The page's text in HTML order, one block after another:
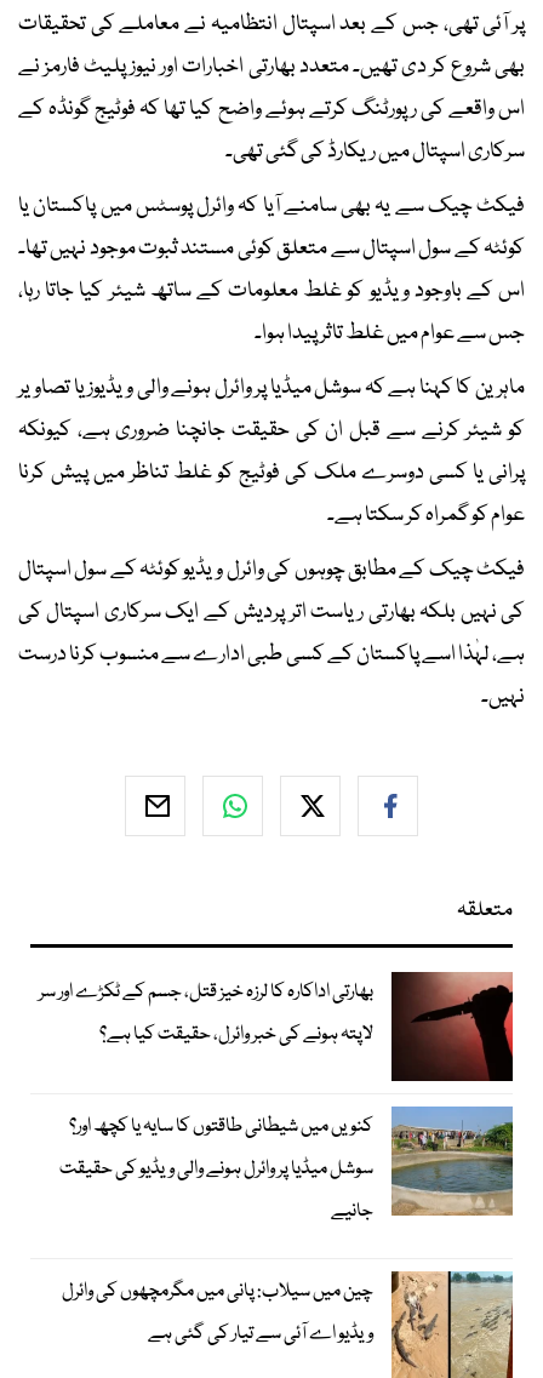
پر آئی تھی، جس کے بعد اسپتال انتظامیہ نے معاملے کی تحقیقات
بھی شروع کر دی تھیں۔ متعدد بھارتی اخبارات اور نیوز پلیٹ فارمز نے
اس واقعے کی رپورٹنگ کرتے ہوئے واضح کیا تھا کہ فوٹیج گونڈہ کے
سرکاری اسپتال میں ریکارڈ کی گئی تھی۔
فیکٹ چیک سے یہ بھی سامنے آیا کہ وائرل پوسٹس میں پاکستان یا
کوئٹہ کے سول اسپتال سے متعلق کوئی مستند ثبوت موجود نہیں تھا۔
اس کے باوجود ویڈیو کو غلط معلومات کے ساتھ شیئر کیا جاتا رہا،
جس سے عوام میں غلط تاثر پیدا ہوا۔
ماہرین کا کہنا ہے کہ سوشل میڈیا پر وائرل ہونے والی ویڈیوز یا تصاویر
کو شیئر کرنے سے قبل ان کی حقیقت جانچنا ضروری ہے، کیونکہ
پرانی یا کسی دوسرے ملک کی فوٹیج کو غلط تناظر میں پیش کرنا
عوام کو گمراہ کر سکتا ہے۔
فیکٹ چیک کے مطابق چوہوں کی وائرل ویڈیو کوئٹہ کے سول اسپتال
کی نہیں بلکہ بھارتی ریاست اتر پردیش کے ایک سرکاری اسپتال کی
ہے، لہٰذا اسے پاکستان کے کسی طبی ادارے سے منسوب کرنا درست
نہیں۔
متعلقہ
بھارتی اداکارہ کا لرزہ خیز قتل، جسم کے ٹکڑے اور سر
لاپتہ ہونے کی خبر وائرل، حقیقت کیا ہے؟
کنویں میں شیطانی طاقتوں کا سایہ یا کچھ اور؟
سوشل میڈیا پر وائرل ہونے والی ویڈیو کی حقیقت
جانیے
چین میں سیلاب: پانی میں مگرمچھوں کی وائرل
ویڈیو اے آئی سے تیار کی گئی ہے